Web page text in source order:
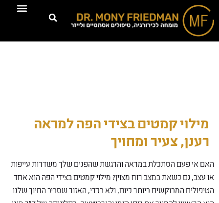
מילוי קמטים בצידי הפה למראה
רענן, צעיר ומחויך
האם אי פעם הסתכלת במראה והרגשת שהפנים שלך משדרות עייפות
או עצב, גם כשאת במצב רוח מצוין? מילוי קמטים בצידי הפה הוא אחד
הטיפולים המבוקשים ביותר כיום, ולא בכדי, האזור שסביב החיוך שלנו